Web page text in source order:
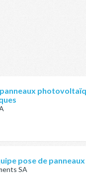
pose de
SA